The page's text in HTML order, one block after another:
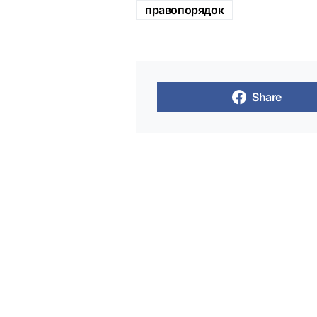
правопорядок
Share